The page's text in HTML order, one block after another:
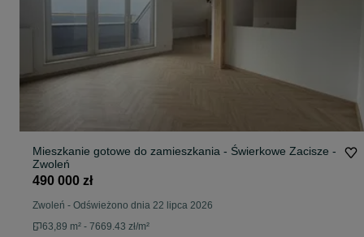
Mieszkanie gotowe do zamieszkania - Świerkowe Zacisze -
Zwoleń
490 000 zł
Zwoleń - Odświeżono dnia 22 lipca 2026
63,89 m² - 7669.43 zł/m²